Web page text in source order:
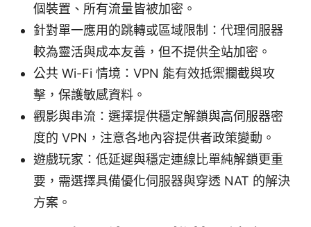
個裝置、所有流量皆被加密。
針對單一應用的跳轉或區域限制：代理伺服器
較為靈活與成本友善，但不提供全站加密。
公共 Wi-Fi 情境：VPN 能有效抵禦攔截與攻
擊，保護敏感資料。
觀影與串流：選擇提供穩定解鎖與高伺服器密
度的 VPN，注意各地內容提供者政策變動。
遊戲玩家：低延遲與穩定連線比單純解鎖更重
要，需選擇具備優化伺服器與穿透 NAT 的解決
方案。